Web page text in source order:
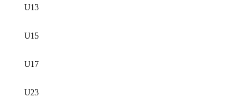
U13
U15
U17
U23